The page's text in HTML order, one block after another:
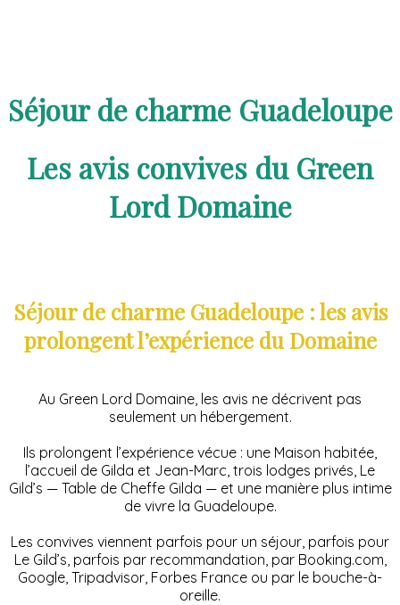
Séjour de charme Guadeloupe
Les avis convives du Green
Lord Domaine
Séjour de charme Guadeloupe : les avis
prolongent l’expérience du Domaine
Au Green Lord Domaine, les avis ne décrivent pas
seulement un hébergement.
Ils prolongent l’expérience vécue : une Maison habitée,
l’accueil de Gilda et Jean-Marc, trois lodges privés, Le
Gild’s — Table de Cheffe Gilda — et une manière plus intime
de vivre la Guadeloupe.
Les convives viennent parfois pour un séjour, parfois pour
Le Gild’s, parfois par recommandation, par Booking.com,
Google, Tripadvisor, Forbes France ou par le bouche-à-
oreille.